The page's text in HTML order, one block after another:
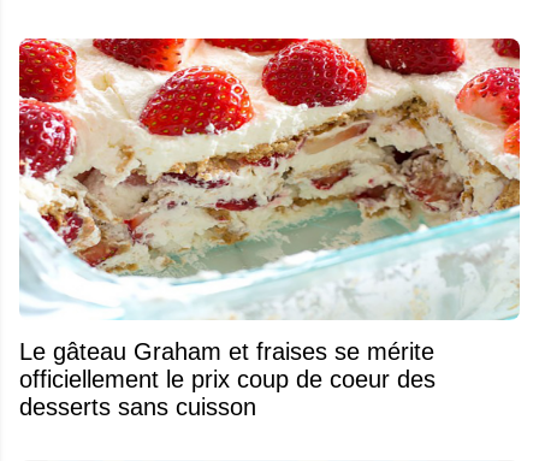
Le gâteau Graham et fraises se mérite
officiellement le prix coup de coeur des
desserts sans cuisson